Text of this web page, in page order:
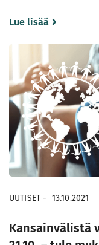
Lue lisää
UUTISET - 13.10.2021
Kansainvälistä